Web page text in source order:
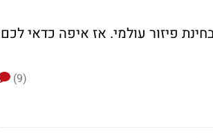
פיזור עולמי. אז איפה כדאי לכם
(9)